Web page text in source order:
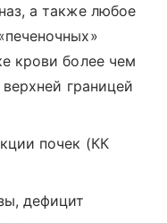
а также любое
крови более чем
границей
почек (КК
дефицит